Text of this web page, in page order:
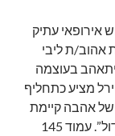
אירופאי עתיק
אהוב/ת ליבי
בעוצמה
מציע כתחליף
אהבה קיימת